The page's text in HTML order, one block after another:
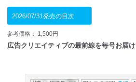
2026/07/31発売の目次
参考価格： 1,500円
広告クリエイティブの最前線を毎号お届け